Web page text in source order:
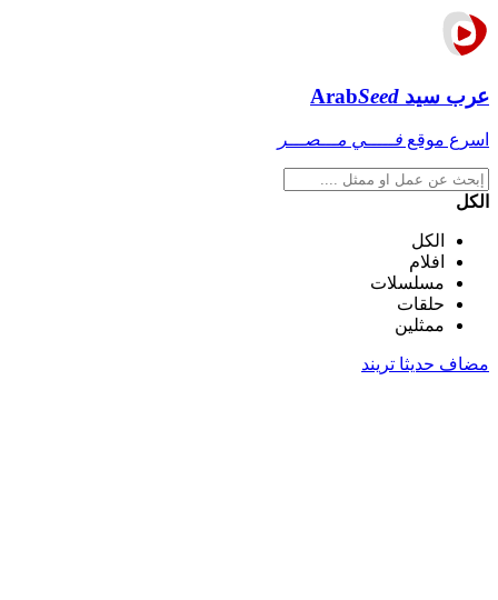
عرب سيد ArabSeed
اسرع موقع فـــــي مـــصـــر
الكل
الكل
افلام
مسلسلات
حلقات
ممثلين
مضاف حديثا تريند